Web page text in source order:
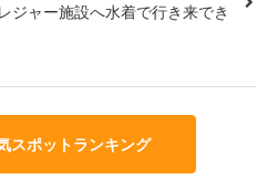
ジャー施設へ水着で行き来でき
スポットランキング